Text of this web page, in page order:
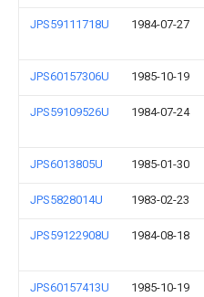
JPS59111718U 1984-07-27
JPS60157306U 1985-10-19
JPS59109526U 1984-07-24
JPS6013805U 1985-01-30
JPS5828014U 1983-02-23
JPS59122908U 1984-08-18
JPS60157413U 1985-10-19